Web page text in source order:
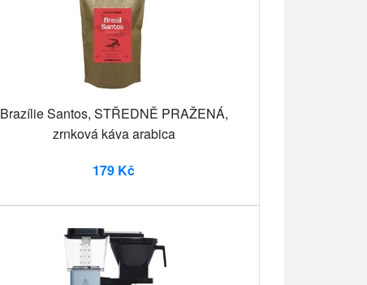
Brazílie Santos, STŘEDNĚ PRAŽENÁ,
zrnková káva arabica
179 Kč